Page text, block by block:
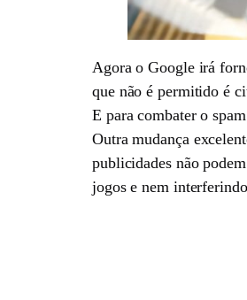
Agora o Google irá
que não é permitido é
E para combater o
Outra mudança
publicidades não
jogos e nem